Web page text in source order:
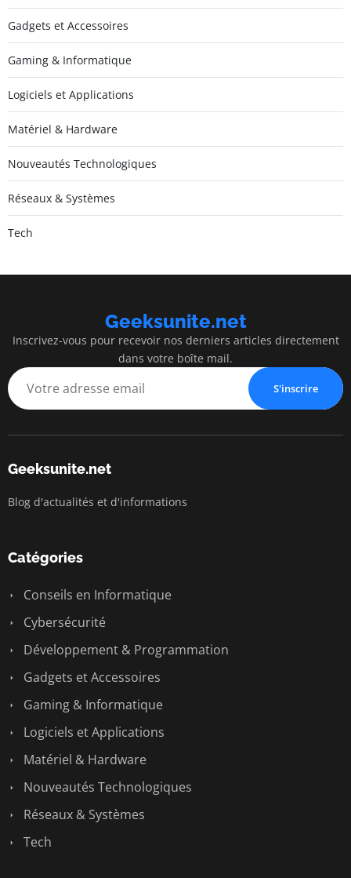
Gadgets et Accessoires
Gaming & Informatique
Logiciels et Applications
Matériel & Hardware
Nouveautés Technologiques
Réseaux & Systèmes
Tech
Geeksunite.net
Inscrivez-vous pour recevoir nos derniers articles directement
dans votre boîte mail.
S'inscrire
Geeksunite.net
Blog d'actualités et d'informations
Catégories
Conseils en Informatique
Cybersécurité
Développement & Programmation
Gadgets et Accessoires
Gaming & Informatique
Logiciels et Applications
Matériel & Hardware
Nouveautés Technologiques
Réseaux & Systèmes
Tech